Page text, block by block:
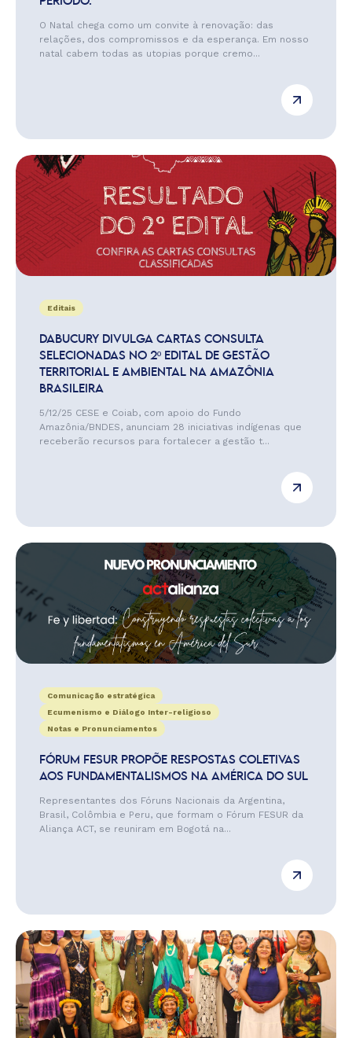
O Natal chega como um convite à renovação: das
relações, dos compromissos e da esperança. Em nosso
natal cabem todas as utopias porque cremo...
Editais
DABUCURY DIVULGA CARTAS CONSULTA
SELECIONADAS NO 2º EDITAL DE GESTÃO
TERRITORIAL E AMBIENTAL NA AMAZÔNIA
BRASILEIRA
5/12/25 CESE e Coiab, com apoio do Fundo
Amazônia/BNDES, anunciam 28 iniciativas indígenas que
receberão recursos para fortalecer a gestão t...
Comunicação estratégica
Ecumenismo e Diálogo Inter-religioso
Notas e Pronunciamentos
FÓRUM FESUR PROPÕE RESPOSTAS COLETIVAS
AOS FUNDAMENTALISMOS NA AMÉRICA DO SUL
Representantes dos Fóruns Nacionais da Argentina,
Brasil, Colômbia e Peru, que formam o Fórum FESUR da
Aliança ACT, se reuniram em Bogotá na...